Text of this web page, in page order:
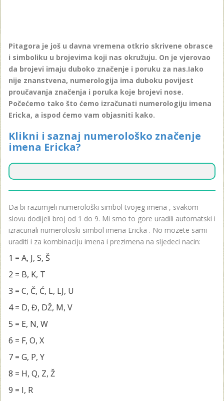
Pitagora je još u davna vremena otkrio skrivene obrasce
i simboliku u brojevima koji nas okružuju. On je vjerovao
da brojevi imaju duboko značenje i poruku za nas.Iako
nije znanstvena, numerologija ima duboku povijest
proučavanja značenja i poruka koje brojevi nose.
Počećemo tako što ćemo izračunati numerologiju imena
Ericka, a ispod ćemo vam objasniti kako.
Klikni i saznaj numerološko značenje
imena Ericka?
Da bi razumjeli numerološki simbol tvojeg imena , svakom
slovu dodijeli broj od 1 do 9. Mi smo to gore uradili automatski i
izracunali numeroloski simbol imena Ericka . No mozete sami
uraditi i za kombinaciju imena i prezimena na sljedeci nacin:
1 = A, J, S, Š
2 = B, K, T
3 = C, Č, Ć, L, LJ, U
4 = D, Đ, DŽ, M, V
5 = E, N, W
6 = F, O, X
7 = G, P, Y
8 = H, Q, Z, Ž
9 = I, R